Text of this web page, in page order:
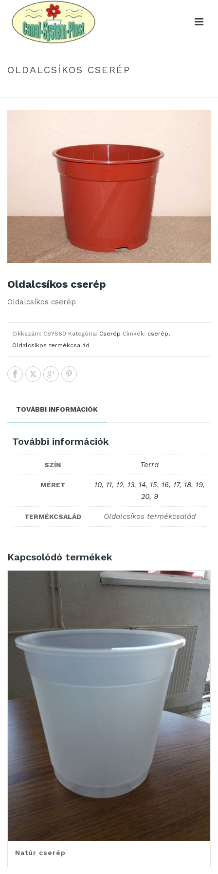
OLDALCSÍKOS CSERÉP
Oldalcsíkos cserép
Oldalcsíkos cserép
Cikkszám: CSYS80 Kategória: Cserép Címkék: cserép,
Oldalcsíkos termékcsalád
TOVÁBBI INFORMÁCIÓK
További információk
SZÍN Terra
MÉRET 10, 11, 12, 13, 14, 15, 16, 17, 18, 19,
20, 9
TERMÉKCSALÁD Oldalcsíkos termékcsalád
Kapcsolódó termékek
Natúr cserép